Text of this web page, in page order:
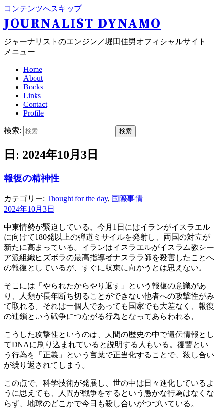
コンテンツへスキップ
JOURNALIST DYNAMO
ジャーナリストのエンジン／堀田佳男オフィシャルサイト
メニュー
Home
About
Books
Links
Contact
Profile
検索:
日: 2024年10月3日
報復の精神性
カテゴリー: Thought for the day, 国際事情
2024年10月3日
中東情勢が緊迫している。今月1日にはイランがイスラエル
に向けて180発以上の弾道ミサイルを発射し、両国の対立が
新たに高まっている。イランはイスラエルがイスラム教シー
ア派組織ヒズボラの最高指導者ナスララ師を殺害したことへ
の報復としているが、すぐに収束に向かうとは思えない。
そこには「やられたからやり返す」という報復の意識があ
り、人類が長年断ち切ることができない他者への攻撃性がみ
て取れる。それは一個人であっても国家でも大差なく、報復
の連鎖という戦争につながる行為となってあらわれる。
こうした攻撃性というのは、人間の歴史の中で遺伝情報とし
てDNAに刷り込まれていると説明する人もいる。復讐とい
う行為を「正義」という言葉で正当化することで、殺し合い
が繰り返されてしまう。
この点で、科学技術が発展し、世の中は日々進化しているよ
うに思えても、人間が戦争をするという愚かな行為はなくな
らず、地球のどこかで今日も殺し合いがつづいている。